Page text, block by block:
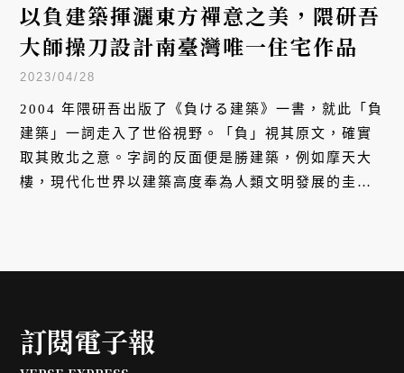
以負建築揮灑東方禪意之美，隈研吾
大師操刀設計南臺灣唯一住宅作品
2023/04/28
2004 年隈研吾出版了《負ける建築》一書，就此「負
建築」一詞走入了世俗視野。「負」視其原文，確實
取其敗北之意。字詞的反面便是勝建築，例如摩天大
樓，現代化世界以建築高度奉為人類文明發展的圭
訂閱電子報